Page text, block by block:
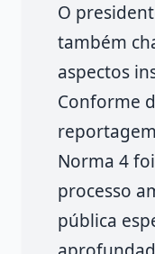
O
também
aspectos
Conforme
Norma 4
processo
pública